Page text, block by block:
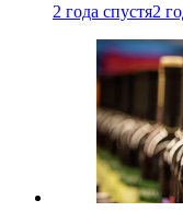
2 года спустя2